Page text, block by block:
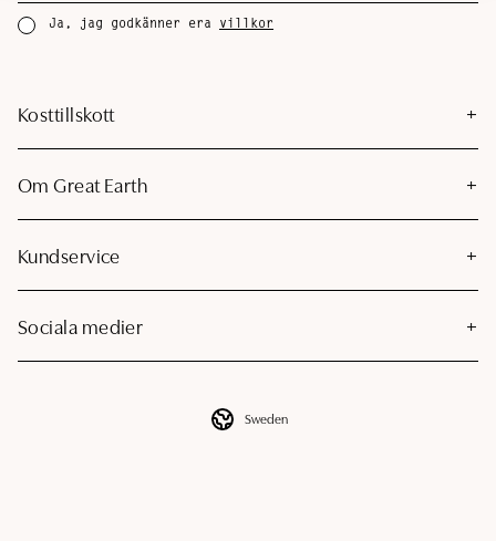
Ja, jag godkänner era villkor
Kosttillskott
Om Great Earth
Kundservice
Sociala medier
Sweden